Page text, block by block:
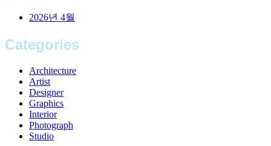
2026년 4월
Categories
Architecture
Artist
Designer
Graphics
Interior
Photograph
Studio